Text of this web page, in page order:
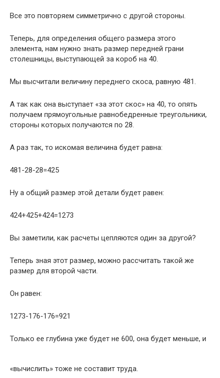
Все это повторяем симметрично с другой стороны.
Теперь, для определения общего размера этого
элемента, нам нужно знать размер передней грани
столешницы, выступающей за короб на 40.
Мы высчитали величину переднего скоса, равную 481.
А так как она выступает «за этот скос» на 40, то опять
получаем прямоугольные равнобедренные треугольники,
стороны которых получаются по 28.
А раз так, то искомая величина будет равна:
481-28-28=425
Ну а общий размер этой детали будет равен:
424+425+424=1273
Вы заметили, как расчеты цепляются один за другой?
Теперь зная этот размер, можно рассчитать такой же
размер для второй части.
Он равен:
1273-176-176=921
Только ее глубина уже будет не 600, она будет меньше, и
«вычислить» тоже не составит труда.